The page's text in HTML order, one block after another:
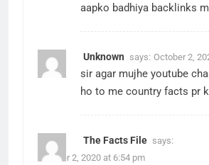
aapko badhiya backlinks
Unknown says: October 2,
sir agar mujhe youtube
ho to me country facts pr
The Facts File says:
October 2, 2020 at 6:54 pm